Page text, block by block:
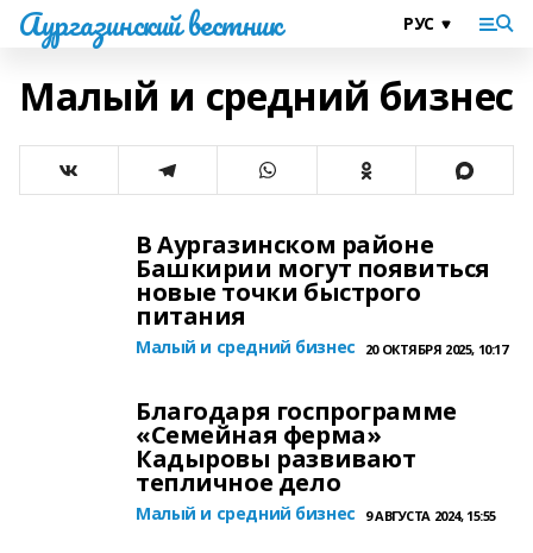
Аургазинский вестник
Малый и средний бизнес
В Аургазинском районе
Башкирии могут появиться
новые точки быстрого
питания
Малый и средний бизнес 20 ОКТЯБРЯ 2025, 10:17
Благодаря госпрограмме
«Семейная ферма»
Кадыровы развивают
тепличное дело
Малый и средний бизнес 9 АВГУСТА 2024, 15:55